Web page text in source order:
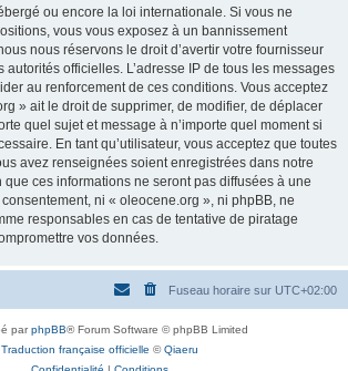
ou encore la loi internationale. Si vous ne
vous vous exposez à un bannissement
nous réservons le droit d’avertir votre fournisseur
autorités officielles. L’adresse IP de tous les messages
au renforcement de ces conditions. Vous acceptez
» ait le droit de supprimer, de modifier, de déplacer
quel sujet et message à n’importe quel moment si
En tant qu’utilisateur, vous acceptez que toutes
avez renseignées soient enregistrées dans notre
ces informations ne seront pas diffusées à une
ni « oleocene.org », ni phpBB, ne
responsables en cas de tentative de piratage
vos données.
Fuseau horaire sur UTC+02:00
parphpBB® Forum Software © phpBB Limited
Traduction française officielle ©Qiaeru